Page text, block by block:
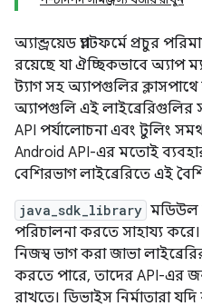
অ্যান্ড্রয়েড প্ল্যাটফর্মে প্রচুর
রয়েছে যা ঐচ্ছিকভাবে অ্যাপ
ট্যাগ সহ অ্যাপগুলির ক্লাসপাথে
অ্যাপগুলি এই লাইব্রেরিগুলির
API পর্যালোচনা এবং টুলিং
Android API-এর মতোই
বেশিরভাগ লাইব্রেরিতে এই
java_sdk_library মডিউল
পরিচালনা করতে সাহায্য করে।
নিজস্ব ভাগ করা জাভা
করতে পারে, তাদের API-এর
রাখতে। ডিভাইস নির্মাতারা